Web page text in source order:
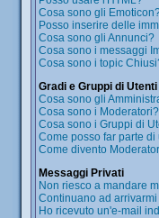
Cosa sono gli
Posso inserire delle
Cosa sono gli Annunci?
Cosa sono i messaggi
Cosa sono i topic
Gradi e Gruppi di Utenti
Cosa sono gli
Cosa sono i Moderatori?
Cosa sono i Gruppi di
Come posso far parte di
Come divento
Messaggi Privati
Non riesco a mandare
Continuano ad
Ho ricevuto un'e-mail